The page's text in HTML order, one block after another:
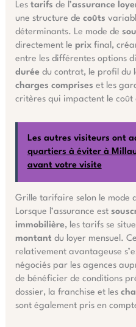
Les tarifs de l’assurance
une structure de coûts
déterminants. Le mode de
directement le prixfinal,
entre les différentes options
durée du contrat, le profil du
charges comprises et les
critères qui impactent le coût
Les autres visiteurs ont
quartiers à éviter à
avant votre visite
Grille tarifaire selon le mode
Lorsque l’assurance est
immobilière, les tarifs se
montant du loyer mensuel.
relativement avantageuse
négociés par les agences
de bénéficier de conditions
dossier, la franchise et les
sont également pris en